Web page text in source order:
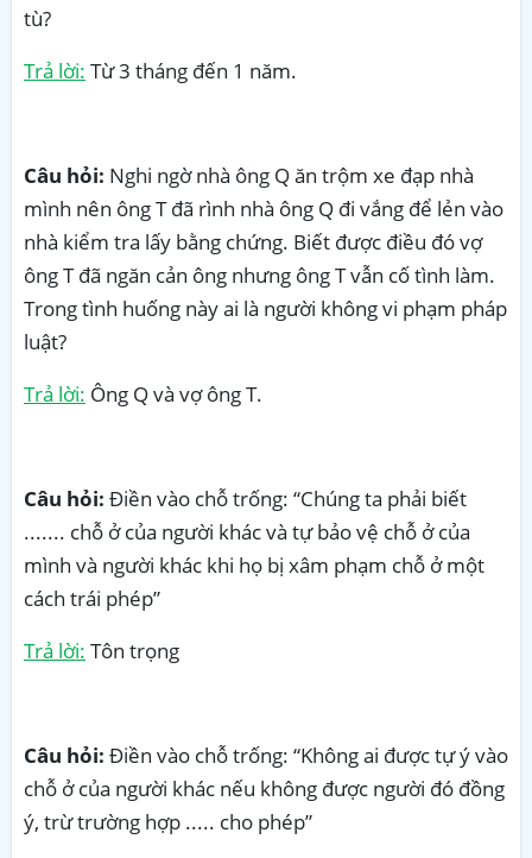
tù?
Trả lời: Từ 3 tháng đến 1 năm.
Câu hỏi: Nghi ngờ nhà ông Q ăn trộm xe đạp nhà
mình nên ông T đã rình nhà ông Q đi vắng để lẻn vào
nhà kiểm tra lấy bằng chứng. Biết được điều đó vợ
ông T đã ngăn cản ông nhưng ông T vẫn cố tình làm.
Trong tình huống này ai là người không vi phạm pháp
luật?
Trả lời: Ông Q và vợ ông T.
Câu hỏi: Điền vào chỗ trống: “Chúng ta phải biết
....... chỗ ở của người khác và tự bảo vệ chỗ ở của
mình và người khác khi họ bị xâm phạm chỗ ở một
cách trái phép”
Trả lời: Tôn trọng
Câu hỏi: Điền vào chỗ trống: “Không ai được tự ý vào
chỗ ở của người khác nếu không được người đó đồng
ý, trừ trường hợp ..... cho phép”